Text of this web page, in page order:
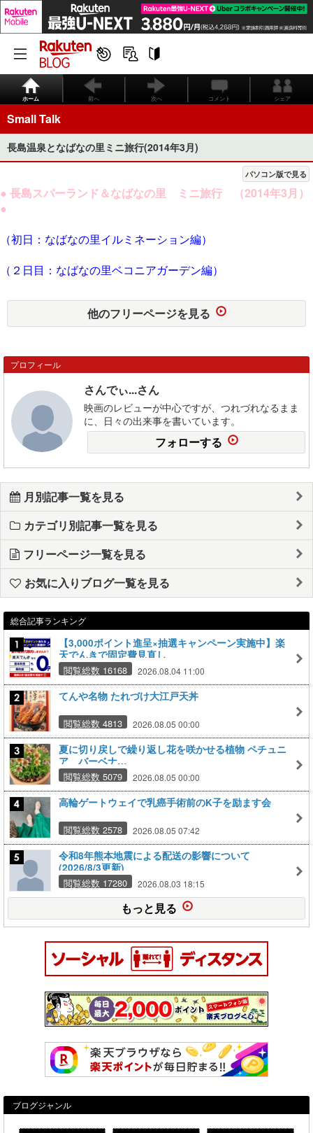
ホーム 前へ 次へ コメント シェア
Small Talk
長島温泉となばなの里ミニ旅行(2014年3月)
パソコン版で見る
● 長島スパーランド＆なばなの里 ミニ旅行 （2014年3月）
●
（初日：なばなの里イルミネーション編）
（２日目：なばなの里ベコニアガーデン編）
他のフリーページを見る
プロフィール
さんでぃ...さん
映画のレビューが中心ですが、つれづれなるまま
に、日々の出来事を書いています。
フォローする
月別記事一覧を見る
カテゴリ別記事一覧を見る
フリーページ一覧を見る
お気に入りブログ一覧を見る
総合記事ランキング
【3,000ポイント進呈×抽選キャンペーン実施中】楽
天でんきで固定費見直し
閲覧総数 16168
2026.08.04 11:00
てんや名物 たれづけ大江戸天丼
閲覧総数 4813 2026.08.05 00:00
夏に切り戻しで繰り返し花を咲かせる植物 ペチュニ
ア バーベナ…
閲覧総数 5079
2026.08.05 00:00
高輪ゲートウェイで乳癌手術前のK子を励ます会
閲覧総数 2578 2026.08.05 07:42
令和8年熊本地震による配送の影響について
(2026/8/3更新)
閲覧総数 17280
2026.08.03 18:15
もっと見る
ブログジャンル